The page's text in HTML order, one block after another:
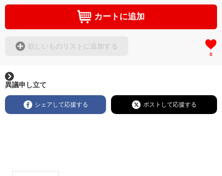
カートに追加
欲しいものリストに追加する
0
異議申し立て
シェアして応援する ポストして応援する